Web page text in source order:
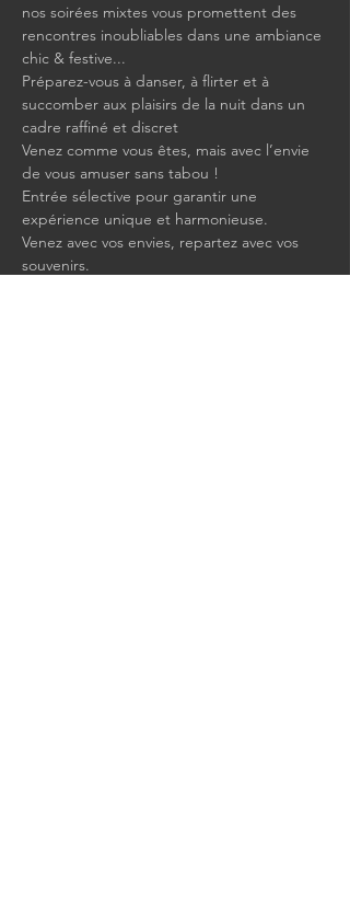
nos soirées mixtes vous promettent des
rencontres inoubliables dans une ambiance
chic & festive...
Préparez-vous à danser, à flirter et à
succomber aux plaisirs de la nuit dans un
cadre raffiné et discret
Venez comme vous êtes, mais avec l’envie
de vous amuser sans tabou !
Entrée sélective pour garantir une
expérience unique et harmonieuse.
Venez avec vos envies, repartez avec vos
souvenirs.